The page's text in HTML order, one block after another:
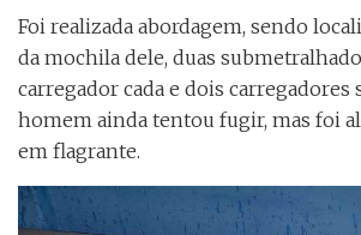
Foi realizada abordagem, sendo
da mochila dele, duas
carregador cada e dois carregadores
homem ainda tentou fugir, mas foi
em flagrante.